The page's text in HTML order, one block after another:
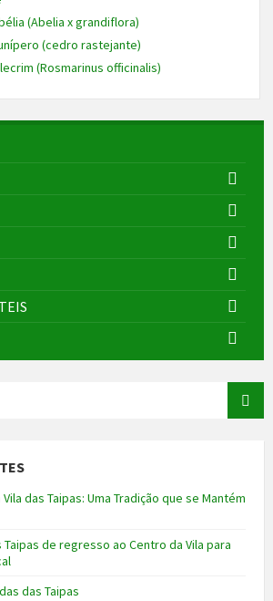
(Abelia x grandiflora)
(cedro rastejante)
(Rosmarinus officinalis)
das Taipas: Uma Tradição que se Mantém
Taipas de regresso ao Centro da Vila para
das Taipas